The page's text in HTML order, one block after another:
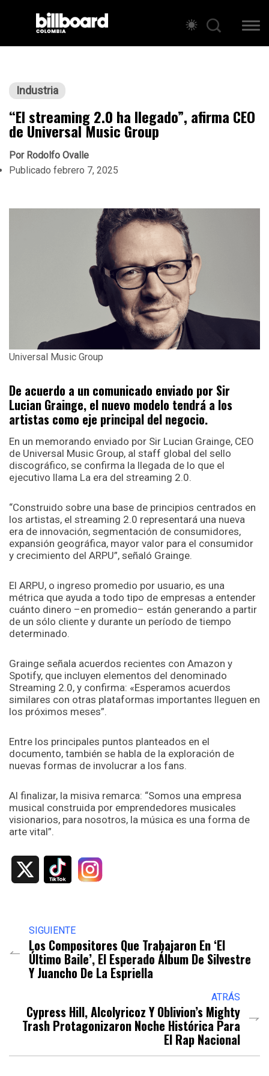
Industria
“El streaming 2.0 ha llegado”, afirma CEO
de Universal Music Group
PorRodolfo Ovalle
Publicado febrero 7, 2025
Universal Music Group
De acuerdo a un comunicado enviado por Sir
Lucian Grainge, el nuevo modelo tendrá a los
artistas como eje principal del negocio.
En un memorando enviado por Sir Lucian Grainge, CEO
de Universal Music Group, al staff global del sello
discográfico, se confirma la llegada de lo que el
ejecutivo llama La era del streaming 2.0.
“Construido sobre una base de principios centrados en
los artistas, el streaming 2.0 representará una nueva
era de innovación, segmentación de consumidores,
expansión geográfica, mayor valor para el consumidor
y crecimiento del ARPU”, señaló Grainge.
El ARPU, o ingreso promedio por usuario, es una
métrica que ayuda a todo tipo de empresas a entender
cuánto dinero –en promedio– están generando a partir
de un sólo cliente y durante un período de tiempo
determinado.
Grainge señala acuerdos recientes con Amazon y
Spotify, que incluyen elementos del denominado
Streaming 2.0, y confirma: «Esperamos acuerdos
similares con otras plataformas importantes lleguen en
los próximos meses”.
Entre los principales puntos planteados en el
documento, también se habla de la exploración de
nuevas formas de involucrar a los fans.
Al finalizar, la misiva remarca: “Somos una empresa
musical construida por emprendedores musicales
visionarios, para nosotros, la música es una forma de
arte vital”.
SIGUIENTE
Los Compositores Que Trabajaron En ‘El
Último Baile’, El Esperado Álbum De Silvestre
Y Juancho De La Espriella
ATRÁS
Cypress Hill, Alcolyricoz Y Oblivion’s Mighty
Trash Protagonizaron Noche Histórica Para
El Rap Nacional